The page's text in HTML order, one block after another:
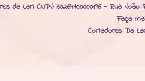
da Lari CNPJ: 30264100000196 - Rua
Faça
Cortadores Da